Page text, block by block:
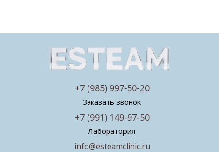
Заказать звонок
Лаборатория
info@esteamclinic.ru
+7 (991) 149-97-50
+7 (985) 997-50-20